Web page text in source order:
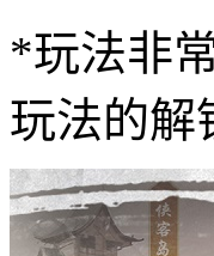
*玩法非
玩法的解